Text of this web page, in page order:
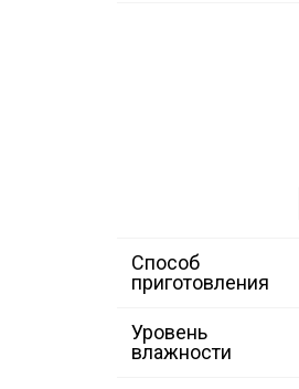
Способ
приготовления
Уровень
влажности